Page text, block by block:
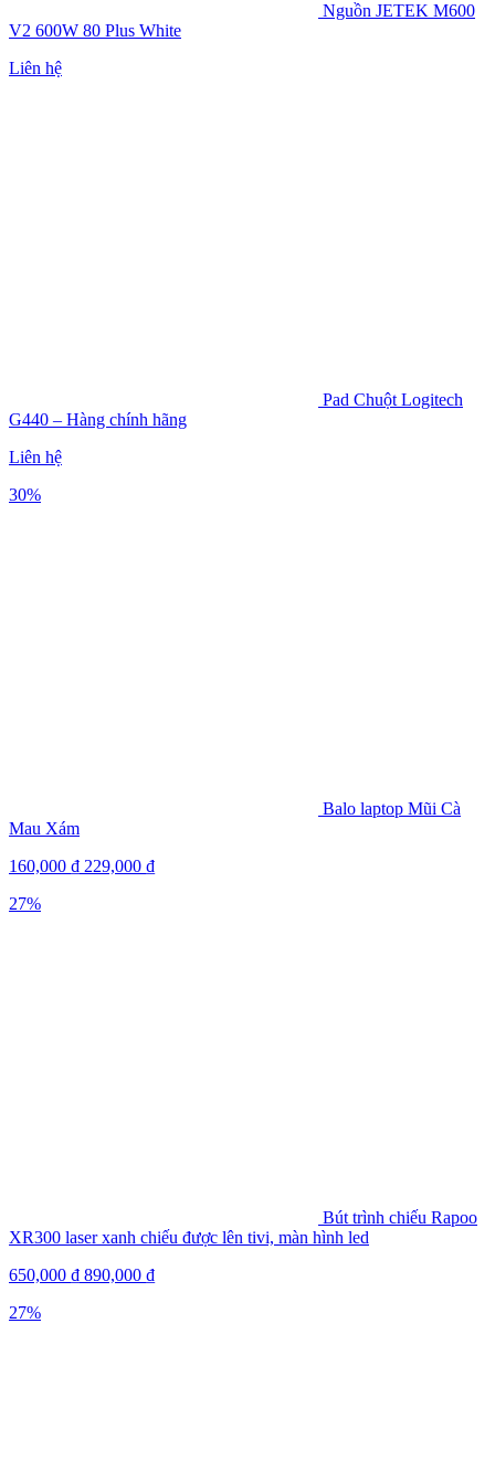
Nguồn JETEK M600
V2 600W 80 Plus White
Liên hệ
Pad Chuột Logitech
G440 – Hàng chính hãng
Liên hệ
30%
Balo laptop Mũi Cà
Mau Xám
160,000 ₫ 229,000 ₫
27%
Bút trình chiếu Rapoo
XR300 laser xanh chiếu được lên tivi, màn hình led
650,000 ₫ 890,000 ₫
27%